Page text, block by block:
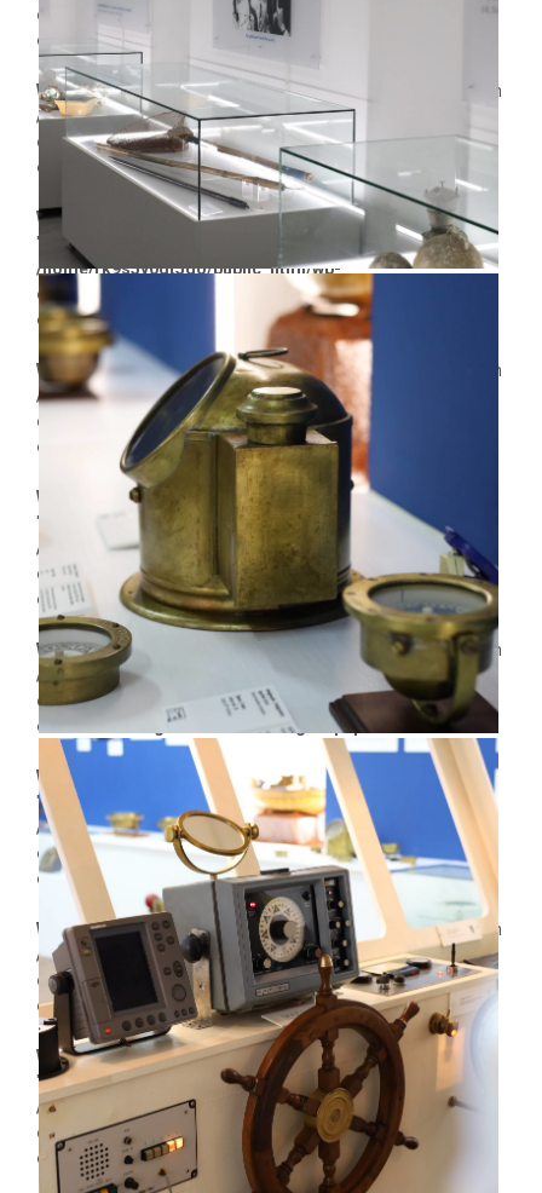
content/plugins/dethemekit-for-
elementor/widgets/dethemekit-grid.php
Warning: Trying to access array offset on value of type null in
/home/rk9s5y0dt5go/public_html/wp-
content/plugins/dethemekit-for-
elementor/widgets/dethemekit-grid.php
Warning
: Undefined array key
"dethemekit_gallery_image_vcell_tablet" in
/home/rk9s5y0dt5go/public_html/wp-
content/plugins/dethemekit-for-
elementor/widgets/dethemekit-grid.phpon line
Warning: Trying to access array offset on value of type null in
/home/rk9s5y0dt5go/public_html/wp-
content/plugins/dethemekit-for-
elementor/widgets/dethemekit-grid.phpon line
Warning
: Undefined array key
"dethemekit_gallery_image_cell_tablet" in
/home/rk9s5y0dt5go/public_html/wp-
content/plugins/dethemekit-for-
elementor/widgets/dethemekit-grid.php on line2504
Warning: Trying to access array offset on value of type null in
/home/rk9s5y0dt5go/public_html/wp-
content/plugins/dethemekit-for-
elementor/widgets/dethemekit-grid.phpon line 2504
Warning
: Undefined array key
"dethemekit_gallery_image_vcell_tablet" in
/home/rk9s5y0dt5go/public_html/wp-
content/plugins/dethemekit-for-
elementor/widgets/dethemekit-grid.php on line2505
Warning: Trying to access array offset on value of type null in
/home/rk9s5y0dt5go/public_html/wp-
content/plugins/dethemekit-for-
elementor/widgets/dethemekit-grid.phpon line 2505
Warning: Undefined array key
"dethemekit_gallery_image_cell_tablet" in
/home/rk9s5y0dt5go/public_html/wp-
content/plugins/dethemekit-for-
elementor/widgets/dethemekit-grid.phpon line